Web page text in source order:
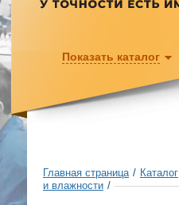
Показать каталог
Главная страница / Каталог
и влажности /